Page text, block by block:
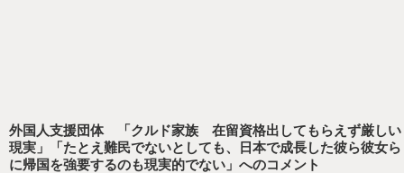
外国人支援団体 「クルド家族 在留資格出してもらえず厳しい
現実」「たとえ難民でないとしても、日本で成長した彼ら彼女ら
に帰国を強要するのも現実的でない」 へのコメント